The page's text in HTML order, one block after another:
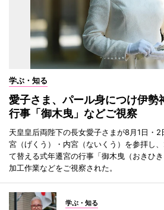
学ぶ・知る
愛子さま、パール身につけ伊
行事「御木曳」などご視察
天皇皇后両陛下の長女愛子さまが8月1日・
宮（げくう）・内宮（ないくう）を参拝し
て替える式年遷宮の行事「御木曳（おきひ
加工作業などをご視察された。
学ぶ・知る